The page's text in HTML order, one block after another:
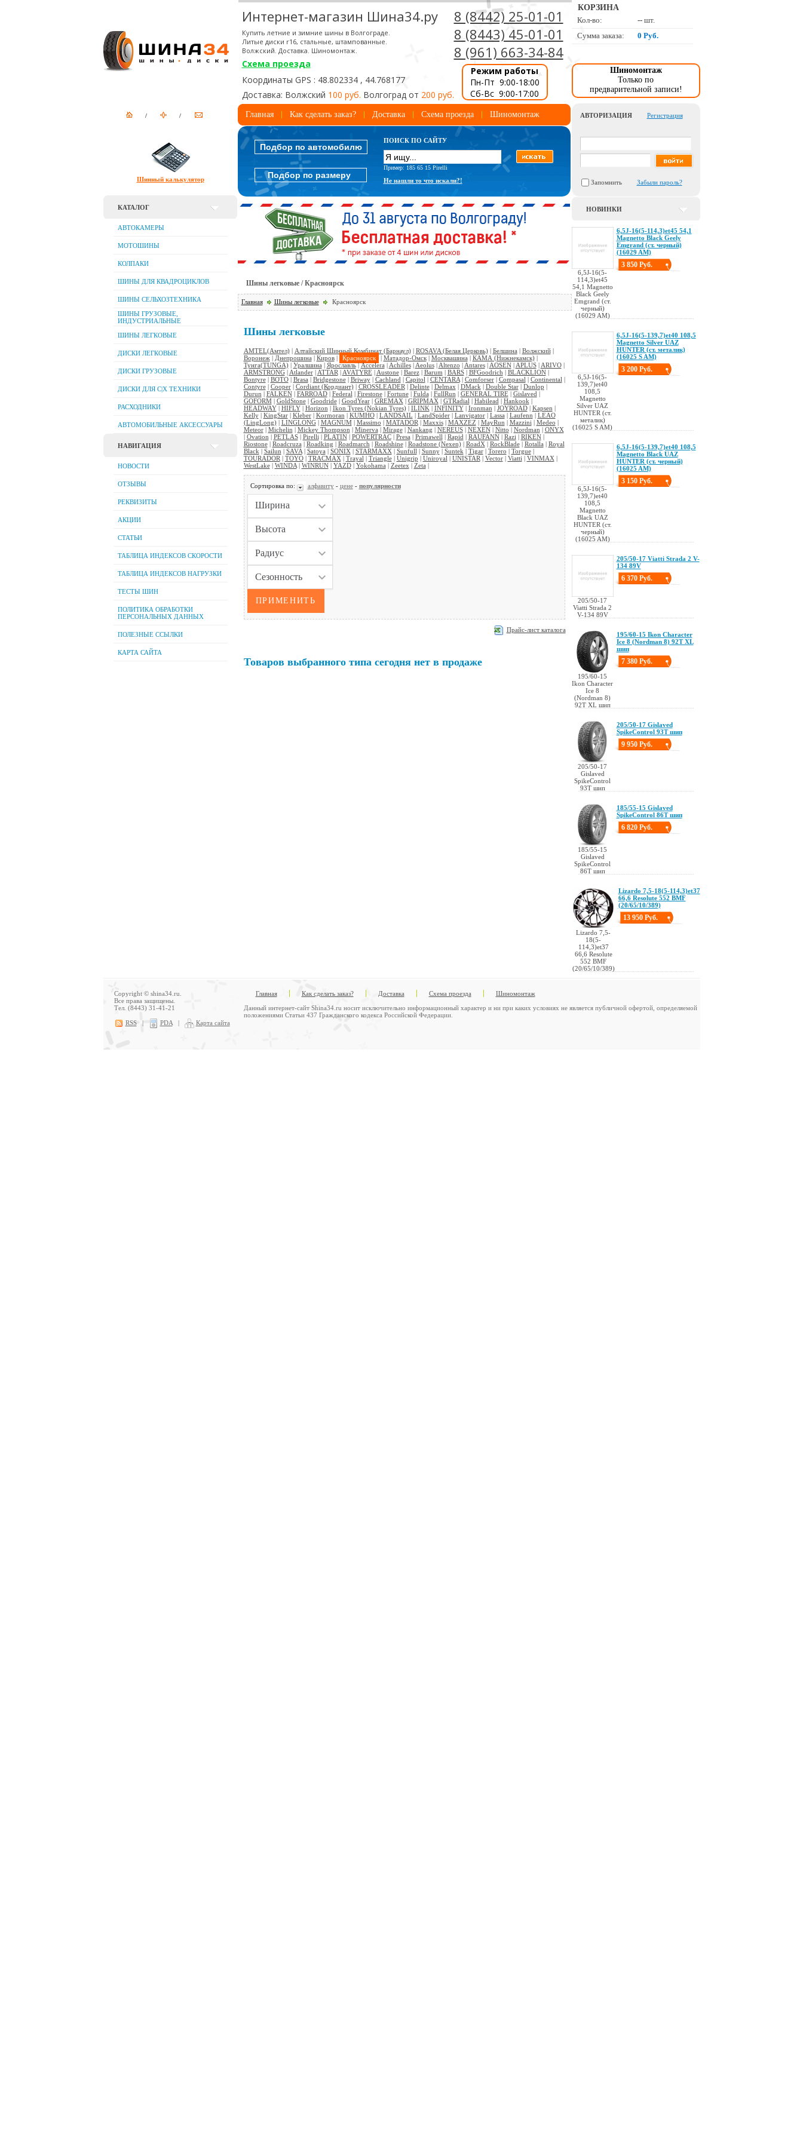
Интернет-магазин Шина34.ру
Купить летние и зимние шины в Волгограде.
Литые диски r16, стальные, штампованные.
Волжский. Доставка. Шиномонтаж.
Схема проезда
Координаты GPS : 48.802334 , 44.768177
Доставка: Волжский 100 руб. Волгоград от 200 руб.
8 (8442) 25-01-01
8 (8443) 45-01-01
8 (961) 663-34-84
Режим работы
Пн-Пт 9:00-18:00
Сб-Вс 9:00-17:00
КОРЗИНА
Кол-во:
--шт.
Сумма заказа:
0 Руб.
Шиномонтаж
Только по
предварительной записи!
Главная Как сделать заказ? Доставка Схема проезда Шиномонтаж
Шинный калькулятор
КАТАЛОГ
АВТОКАМЕРЫ
МОТОШИНЫ
КОЛПАКИ
ШИНЫ ДЛЯ КВАДРОЦИКЛОВ
ШИНЫ СЕЛЬХОЗТЕХНИКА
ШИНЫ ГРУЗОВЫЕ,
ИНДУСТРИАЛЬНЫЕ
ШИНЫ ЛЕГКОВЫЕ
ДИСКИ ЛЕГКОВЫЕ
ДИСКИ ГРУЗОВЫЕ
ДИСКИ ДЛЯ C|Х ТЕХНИКИ
РАСХОДНИКИ
АВТОМОБИЛЬНЫЕ АКСЕССУАРЫ
НАВИГАЦИЯ
НОВОСТИ
ОТЗЫВЫ
РЕКВИЗИТЫ
АКЦИИ
СТАТЬИ
ТАБЛИЦА ИНДЕКСОВ СКОРОСТИ
ТАБЛИЦА ИНДЕКСОВ НАГРУЗКИ
ТЕСТЫ ШИН
ПОЛИТИКА ОБРАБОТКИ
ПЕРСОНАЛЬНЫХ ДАННЫХ
ПОЛЕЗНЫЕ ССЫЛКИ
КАРТА САЙТА
ПОИСК ПО САЙТУ
Пример: 185 65 15 Pirelli
Не нашли то что искали?!
Подбор по автомобилю
Подбор по размеру
Шины легковые / Красноярск
Главная Шины легковые Красноярск
Шины легковые
AMTEL(Амтел)| Алтайский Шинный Комбинат (Барнаул)| ROSAVA (Белая Церковь)| Белшина | Волжский|
Воронеж| Днепрошина | Киров| Красноярск | Матадор-Омск| Москвашина | КАМА (Нижнекамск)|
Тунга(TUNGA)| Уралшина | Ярославль|Accelera | Achilles| Aeolus| Altenzo | Antares| AOSEN| APLUS| ARIVO|
ARMSTRONG| Atlander| ATTAR | AVATYRE| Austone| Barez| Barum | BARS| BFGoodrich | BLACKLION|
Bontyre| BOTO| Brasa | Bridgestone| Briway| Cachland | Capitol | CENTARA| Comforser| Compasal | Continental |
Contyre| Cooper| Cordiant (Кордиант)| CROSSLEADER | Delinte| Delmax | DMack | Double Star| Dunlop |
Durun | FALKEN| FARROAD| Federal | Firestone| Fortune| Fulda | FullRun | GENERAL TIRE| Gislaved |
GOFORM| GoldStone| Goodride| GoodYear| GREMAX | GRIPMAX | GTRadial | Habilead | Hankook |
HEADWAY| HIFLY| Horizon | Ikon Tyres (Nokian Tyres)| ILINK | INFINITY| Ironman | JOYROAD| Kapsen |
Kelly| KingStar| Kleber| Kormoran | KUMHO| LANDSAIL | LandSpider| Lanvigator| Lassa | Laufenn | LEAO
(LingLong)| LINGLONG| MAGNUM| Massimo | MATADOR | Maxxis| MAXZEZ | MayRun | Mazzini | Medeo |
Meteor| Michelin | Mickey Thompson | Minerva | Mirage| Nankang | NEREUS| NEXEN| Nitto | Nordman | ONYX
| Ovation | PETLAS| Pirelli | PLATIN| POWERTRAC| Presa | Primawell | Rapid | RAUFANN| Razi | RIKEN|
Riostone| Roadcruza | Roadking | Roadmarch | Roadshine| Roadstone (Nexen)| RoadX | RockBlade| Rotalla | Royal
Black | Sailun | SAVA| Satoya | SONIX | STARMAXX | Sunfull | Sunny| Suntek | Tigar| Torero | Torgue|
TOURADOR | TOYO| TRACMAX | Trayal | Triangle| Unigrip | Uniroyal | UNISTAR | Vector| Viatti | VINMAX |
WestLake| WINDA| WINRUN| YAZD| Yokohama | Zeetex | Zeta |
Сортировка по: алфавиту- цене- популярности
Прайс-лист каталога
Товаров выбранного типа сегодня нет в продаже
АВТОРИЗАЦИЯ Регистрация
Запомнить Забыли пароль?
НОВИНКИ
6,5J-16(5-
114,3)et45
54,1 Magnetto
Black Geely
Emgrand (ст.
черный)
(16029 AM)
6,5J-16(5-114,3)et45 54,1
Magnetto Black Geely
Emgrand (ст. черный)
(16029 AM)
3 850 Руб.
6,5J-16(5-
139,7)et40
108,5
Magnetto
Silver UAZ
HUNTER (ст.
металик)
(16025 S AM)
6,5J-16(5-139,7)et40 108,5
Magnetto Silver UAZ
HUNTER (ст. металик)
(16025 S AM)
3 200 Руб.
6,5J-16(5-
139,7)et40
108,5
Magnetto
Black UAZ
HUNTER (ст.
черный)
(16025 AM)
6,5J-16(5-139,7)et40 108,5
Magnetto Black UAZ
HUNTER (ст. черный)
(16025 AM)
3 150 Руб.
205/50-17
Viatti Strada 2
V-134 89V
205/50-17 Viatti Strada 2 V-
134 89V
6 370 Руб.
195/60-15
Ikon Character
Ice 8
(Nordman 8)
92T XL шип
195/60-15 Ikon Character
Ice 8 (Nordman 8) 92T XL
шип
7 380 Руб.
205/50-17
Gislaved
SpikeControl
93T шип
205/50-17 Gislaved
SpikeControl 93T шип
9 950 Руб.
185/55-15
Gislaved
SpikeControl
86T шип
185/55-15 Gislaved
SpikeControl 86T шип
6 820 Руб.
Lizardo 7,5-
18(5-
114,3)et37
66,6 Resolute
552 BMF
(20/65/10/389)
Lizardo 7,5-18(5-114,3)et37
66,6 Resolute 552 BMF
(20/65/10/389)
13 950 Руб.
Copyright © shina34.ru.
Все права защищены.
Тел. (8443) 31-41-21
RSS | PDA | Карта сайта
Главная Как сделать заказ? Доставка Схема проезда
Шиномонтаж
Данный интернет-сайт Shina34.ru носит исключительно информационный характер и ни при каких условиях не является публичной офертой, определяемой
положениями Статьи 437 Гражданского кодекса Российской Федерации.